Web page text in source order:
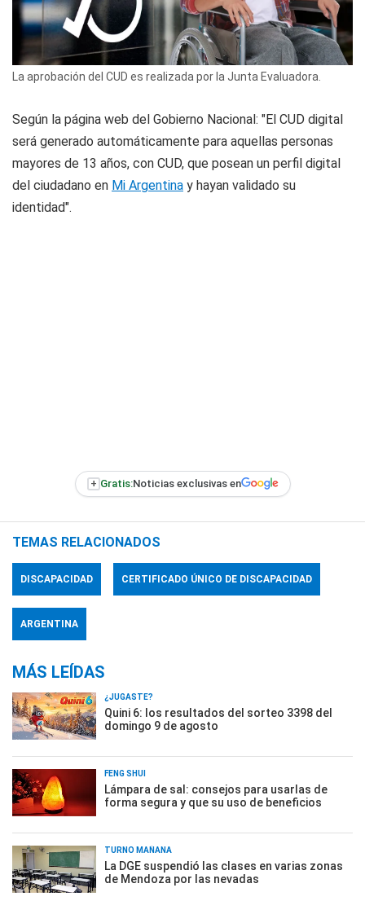
La aprobación del CUD es realizada por la Junta Evaluadora.
Según la página web del Gobierno Nacional: "El CUD digital
será generado automáticamente para aquellas personas
mayores de 13 años, con CUD, que posean un perfil digital
del ciudadano en Mi Argentina y hayan validado su
identidad".
+ Gratis:Noticias exclusivas en
TEMAS RELACIONADOS
DISCAPACIDAD CERTIFICADO ÚNICO DE DISCAPACIDAD
ARGENTINA
MÁS LEÍDAS
¿JUGASTE?
Quini 6: los resultados del sorteo 3398 del
domingo 9 de agosto
FENG SHUI
Lámpara de sal: consejos para usarlas de
forma segura y que su uso de beneficios
TURNO MAÑANA
La DGE suspendió las clases en varias zonas
de Mendoza por las nevadas